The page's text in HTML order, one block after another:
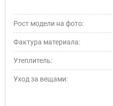
Рост модели на фото:
Фактура материала:
Утеплитель:
Уход за вещами: